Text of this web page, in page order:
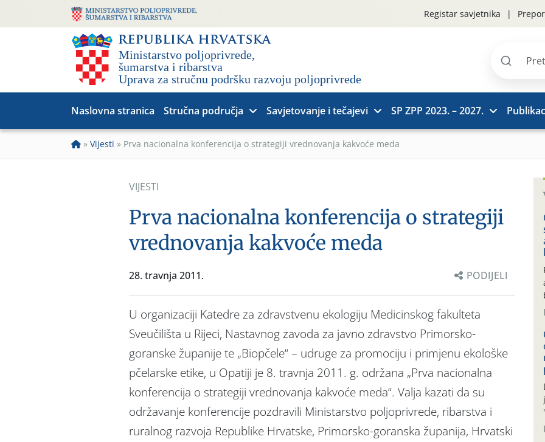
Registar savjetnika
Pretraži
Naslovna stranica Stručna područja Savjetovanje i tečajevi SP ZPP 2023. – 2027.
» Vijesti » Prva nacionalna konferencija o strategiji vrednovanja kakvoće meda
VIJESTI
Prva nacionalna konferencija o strategiji
vrednovanja kakvoće meda
28. travnja 2011. PODIJELI
U organizaciji Katedre za zdravstvenu ekologiju Medicinskog fakulteta
Sveučilišta u Rijeci, Nastavnog zavoda za javno zdravstvo Primorsko-
goranske županije te „Biopčele“ – udruge za promociju i primjenu ekološke
pčelarske etike, u Opatiji je 8. travnja 2011. g. održana „Prva nacionalna
konferencija o strategiji vrednovanja kakvoće meda“. Valja kazati da su
održavanje konferencije pozdravili Ministarstvo poljoprivrede, ribarstva i
ruralnog razvoja Republike Hrvatske, Primorsko-goranska županija, Hrvatski